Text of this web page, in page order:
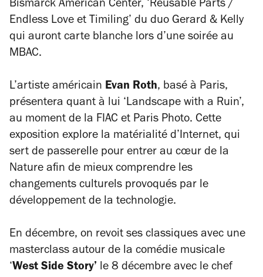
Bismarck American Center, ‘Reusable Parts /
Endless Love et Timiling’ du duo Gerard & Kelly
qui auront carte blanche lors d’une soirée au
MBAC.
L’artiste américain Evan Roth, basé à Paris,
présentera quant à lui ‘Landscape with a Ruin’,
au moment de la FIAC et Paris Photo. Cette
exposition explore la matérialité d’Internet, qui
sert de passerelle pour entrer au cœur de la
Nature afin de mieux comprendre les
changements culturels provoqués par le
développement de la technologie.
En décembre, on revoit ses classiques avec une
masterclass autour de la comédie musicale
‘West Side Story’ le 8 décembre avec le chef